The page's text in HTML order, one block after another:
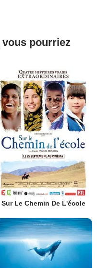
pourriez
Sur Le Chemin De L'école